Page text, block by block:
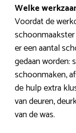
Welke
Voordat de
er een aantal
gedaan worden:
schoonmaken,
de hulp extra
van deuren,
van de was.